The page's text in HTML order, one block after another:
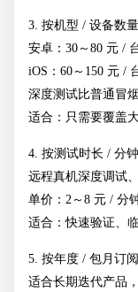
3. 按机型 / 设备数
安卓：30～80 元 /
iOS：60～150 元 /
深度测试比普通冒
适合：只需要覆盖
4. 按测试时长 / 分
远程真机深度调试
单价：2～8 元 / 分
适合：快速验证、
5. 按年度 / 包月订阅
适合长期迭代产品